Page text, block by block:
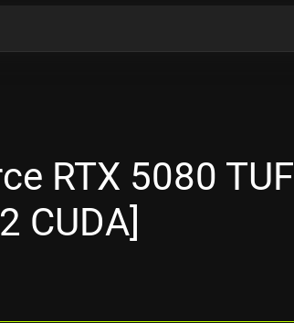
RTX 5080 TUF
CUDA]